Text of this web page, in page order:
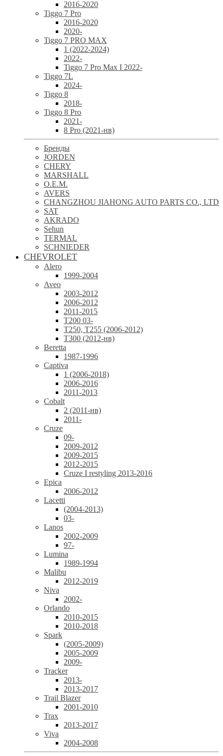
2016-2020
Tiggo 7 Pro
2016-2020
2020-
Tiggo 7 PRO MAX
1 (2022-2024)
2022-
Tiggo 7 Pro Max I 2022-
Tiggo 7L
2024-
Tiggo 8
2018-
Tiggo 8 Pro
2021-
8 Pro (2021-нв)
Бренды
JORDEN
CHERY
MARSHALL
O.E.M.
AVERS
CHANGZHOU JIAHONG AUTO PARTS CO., LTD
SAT
AKRADO
Sehun
TERMAL
SCHNIEDER
CHEVROLET
Alero
1999-2004
Aveo
2003-2012
2006-2012
2011-2015
T200 03-
T250, T255 (2006-2012)
T300 (2012-нв)
Beretta
1987-1996
Captiva
1 (2006-2018)
2006-2016
2011-2013
Cobalt
2 (2011-нв)
2011-
Cruze
09-
2009-2012
2009-2015
2012-2015
Cruze I restyling 2013-2016
Epica
2006-2012
Lacetti
(2004-2013)
03-
Lanos
2002-2009
97-
Lumina
1989-1994
Malibu
2012-2019
Niva
2002-
Orlando
2010-2015
2010-2018
Spark
(2005-2009)
2005-2009
2009-
Tracker
2013-
2013-2017
Trail Blazer
2001-2010
Trax
2013-2017
Viva
2004-2008